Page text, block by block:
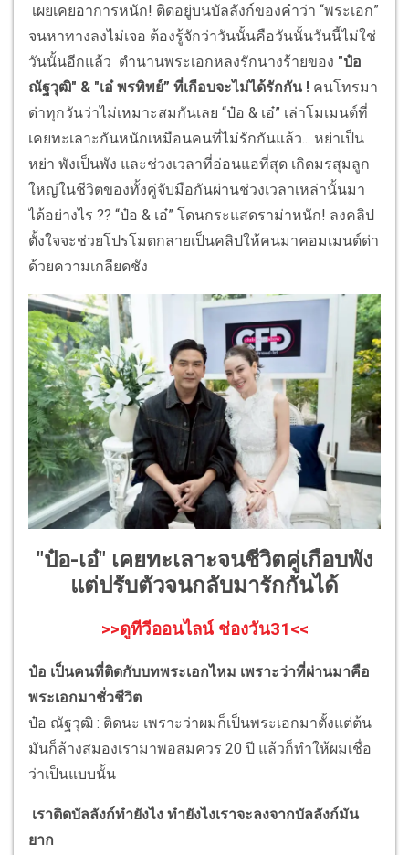
เผยเคยอาการหนัก! ติดอยู่บนบัลลังก์ของคำว่า “พระเอก”
จนหาทางลงไม่เจอ ต้องรู้จักว่าวันนั้นคือวันนั้นวันนี้ไม่ใช่
วันนั้นอีกแล้ว ตำนานพระเอกหลงรักนางร้ายของ "ป๋อ
ณัฐวุฒิ" & "เอ๋ พรทิพย์” ที่เกือบจะไม่ได้รักกัน ! คนโทรมา
ด่าทุกวันว่าไม่เหมาะสมกันเลย “ป๋อ & เอ๋” เล่าโมเมนต์ที่
เคยทะเลาะกันหนักเหมือนคนที่ไม่รักกันแล้ว... หย่าเป็น
หย่า พังเป็นพัง และช่วงเวลาที่อ่อนแอที่สุด เกิดมรสุมลูก
ใหญ่ในชีวิตของทั้งคู่จับมือกันผ่านช่วงเวลาเหล่านั้นมา
ได้อย่างไร ?? “ป๋อ & เอ๋” โดนกระแสดราม่าหนัก! ลงคลิป
ตั้งใจจะช่วยโปรโมตกลายเป็นคลิปให้คนมาคอมเมนต์ด่า
ด้วยความเกลียดชัง
"ป๋อ-เอ๋" เคยทะเลาะจนชีวิตคู่เกือบพัง
แต่ปรับตัวจนกลับมารักกันได้
>>ดูทีวีออนไลน์ ช่องวัน31<<
ป๋อ เป็นคนที่ติดกับบทพระเอกไหม เพราะว่าที่ผ่านมาคือ
พระเอกมาชั่วชีวิต
ป๋อ ณัฐวุฒิ : ติดนะ เพราะว่าผมก็เป็นพระเอกมาตั้งแต่ต้น
มันก็ล้างสมองเรามาพอสมควร 20 ปี แล้วก็ทำให้ผมเชื่อ
ว่าเป็นแบบนั้น
เราติดบัลลังก์ทำยังไง ทำยังไงเราจะลงจากบัลลังก์มัน
ยาก